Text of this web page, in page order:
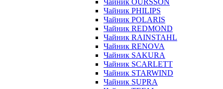
Чайник OURSSON
Чайник PHILIPS
Чайник POLARIS
Чайник REDMOND
Чайник RAINSTAHL
Чайник RENOVA
Чайник SAKURA
Чайник SCARLETT
Чайник STARWIND
Чайник SUPRA